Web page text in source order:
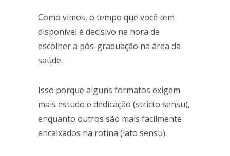
Como vimos, o tempo que você tem
disponível é decisivo na hora de
escolher a pós-graduação na área da
saúde.
Isso porque alguns formatos exigem
mais estudo e dedicação (stricto sensu),
enquanto outros são mais facilmente
encaixados na rotina (lato sensu).